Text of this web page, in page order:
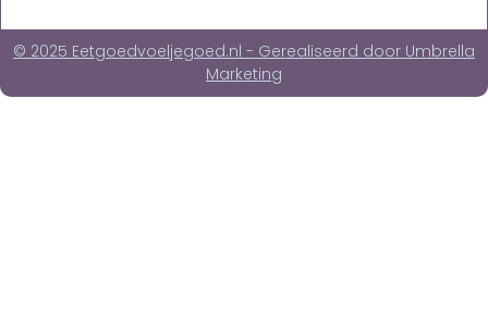
© 2025 Eetgoedvoeljegoed.nl - Gerealiseerd door Umbrella
Marketing